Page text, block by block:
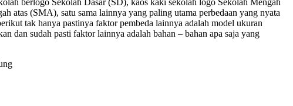
atas (SMA), satu sama lainnya yang paling utama perbedaan yang nyata
tak hanya pastinya faktor pembeda lainnya adalah model ukuran
dan sudah pasti faktor lainnya adalah bahan – bahan apa saja yang